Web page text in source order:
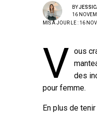
BY
16
MIS À JOUR LE : 16
V ous
des
pour femme.
En plus de